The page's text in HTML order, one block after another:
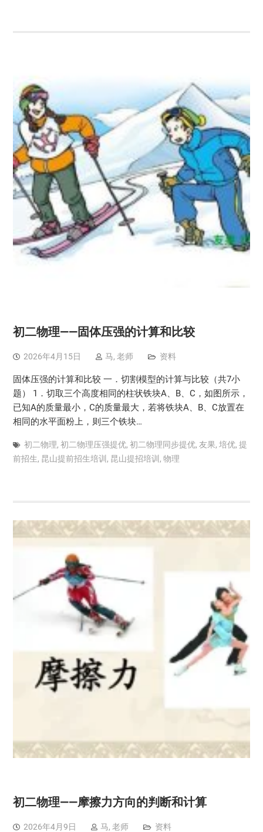
初二物理——固体压强的计算和比较
2026年4月15日 马, 老师 资料
固体压强的计算和比较 一．切割模型的计算与比较（共7小
题） 1．切取三个高度相同的柱状铁块A、B、C，如图所示，
已知A的质量最小，C的质量最大，若将铁块A、B、C放置在
相同的水平面粉上，则三个铁块…
初二物理, 初二物理压强提优, 初二物理同步提优, 友果, 培优, 提
前招生, 昆山提前招生培训 , 昆山提招培训 , 物理
初二物理——摩擦力方向的判断和计算
2026年4月9日 马, 老师 资料